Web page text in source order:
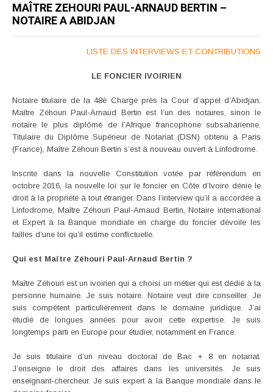
MAÎTRE ZEHOURI PAUL-ARNAUD BERTIN –
NOTAIRE A ABIDJAN
LISTE DES INTERVIEWS ET CONTRIBUTIONS
LE FONCIER IVOIRIEN
Notaire titulaire de la 48è Charge près la Cour d’appel d’Abidjan,
Maître Zéhouri Paul-Arnaud Bertin est l’un des notaires, sinon le
notaire le plus diplômé de l’Afrique francophone subsaharienne.
Titulaire du Diplôme Supérieur de Notariat (DSN) obtenu à Paris
(France), Maître Zéhouri Bertin s’est à nouveau ouvert à Linfodrome.
Inscrite dans la nouvelle Constitution votée par référendum en
octobre 2016, la nouvelle loi sur le foncier en Côte d’Ivoire dénie le
droit à la propriété à tout étranger. Dans l’interview qu’il a accordée à
Linfodrome, Maître Zéhouri Paul-Arnaud Bertin, Notaire international
et Expert à la Banque mondiale en charge du foncier dévoile les
failles d’une loi qu’il estime conflictuelle.
Qui est Maître Zéhouri Paul-Arnaud Bertin ?
Maître Zéhouri est un ivoirien qui a choisi un métier qui est dédié à la
personne humaine. Je suis notaire. Notaire veut dire conseiller. Je
suis compétent particulièrement dans le domaine juridique. J’ai
étudié de longues années pour avoir cette expertise. Je suis
longtemps parti en Europe pour étudier, notamment en France.
Je suis titulaire d’un niveau doctoral de Bac + 8 en notariat.
J’enseigne le droit des affaires dans les universités. Je suis
enseignant-chercheur. Je suis expert à la Banque mondiale dans le